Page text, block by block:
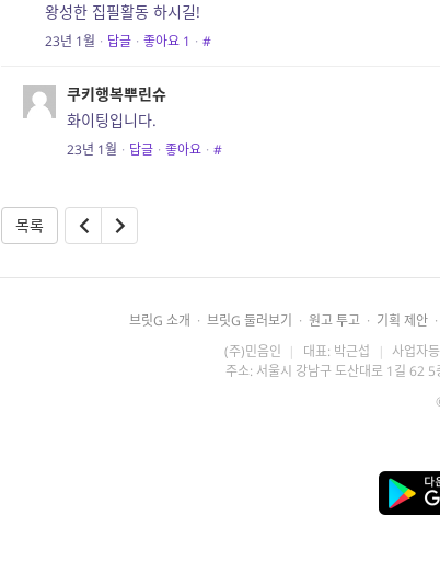
왕성한 집필활동 하시길!
23년 1월 · 답글 · 좋아요 1 · #
쿠키행복뿌린슈
화이팅입니다.
23년 1월 · 답글 · 좋아요 · #
목록
브릿G 소개 · 브릿G 둘러보기 · 원고 투고 · 기획 제안 ·
(주)민음인 | 대표: 박근섭 | 사업자
주소: 서울시 강남구 도산대로 1길 62 5